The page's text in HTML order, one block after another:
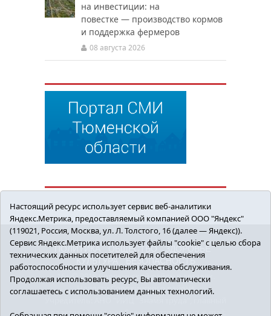
на инвестиции: на
повестке — производство кормов
и поддержка фермеров
08 августа 2026
ПОЛИТИКА ОБЩЕСТВО
ЗДОРОВЬЕ
КУЛЬТУРА
БЕЗОПАСНОСТЬ
16+ © 2018 Сорокинский район в деталях.
Новости Сорокинского района
редактор - Королюк Елена Анатольевна, e-mail:
Настоящий ресурс использует сервис веб-аналитики
Яндекс.Метрика, предоставляемый компанией ООО "Яндекс"
(119021, Россия, Москва, ул. Л. Толстого, 16 (далее — Яндекс)).
Сервис Яндекс.Метрика использует файлы "cookie" с целью сбора
технических данных посетителей для обеспечения
работоспособности и улучшения качества обслуживания.
Продолжая использовать ресурс, Вы автоматически
соглашаетесь с использованием данных технологий.